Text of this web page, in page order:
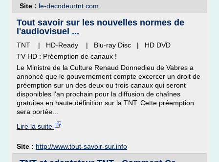
Site : le-decodeurtnt.com
Tout savoir sur les nouvelles normes de
l'audiovisuel ...
TNT | HD-Ready | Blu-ray Disc | HD DVD
TV HD : Préemption de canaux !
Le Ministre de la Culture Renaud Donnedieu de Vabres a
annoncé que le gouvernement compte excercer un droit de
préemption sur un des deux ou trois canaux qui seront
disponibles l'an prochain pour la diffusion de chaînes
gratuites en haute définition sur la TNT. Cette préemption
sera portée...
Lire la suite
Site : http://www.tout-savoir-sur.info